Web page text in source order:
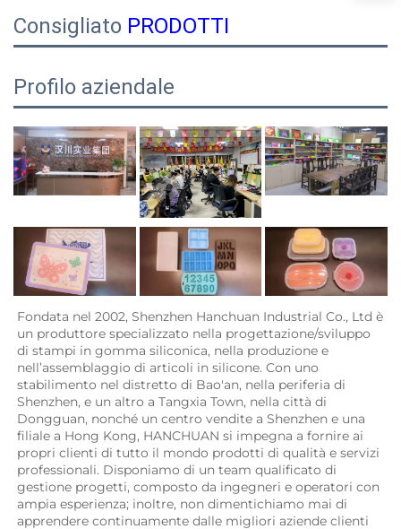
Consigliato PRODOTTI
Profilo aziendale
Fondata nel 2002, Shenzhen Hanchuan Industrial Co., Ltd è
un produttore specializzato nella progettazione/sviluppo
di stampi in gomma siliconica, nella produzione e
nell’assemblaggio di articoli in silicone. Con uno
stabilimento nel distretto di Bao'an, nella periferia di
Shenzhen, e un altro a Tangxia Town, nella città di
Dongguan, nonché un centro vendite a Shenzhen e una
filiale a Hong Kong, HANCHUAN si impegna a fornire ai
propri clienti di tutto il mondo prodotti di qualità e servizi
professionali. Disponiamo di un team qualificato di
gestione progetti, composto da ingegneri e operatori con
ampia esperienza; inoltre, non dimentichiamo mai di
apprendere continuamente dalle migliori aziende clienti